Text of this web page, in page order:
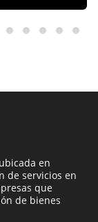
en
de servicios en
que
de bienes